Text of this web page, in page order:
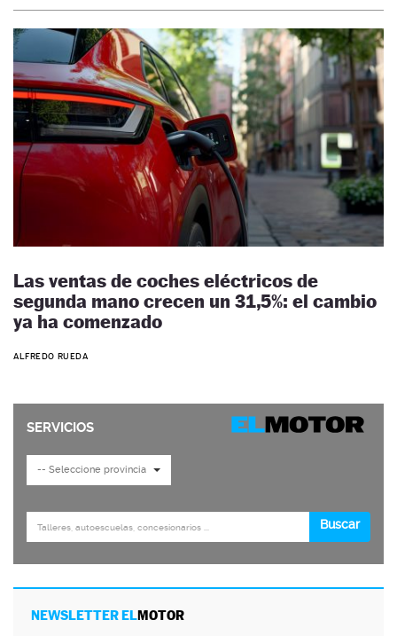
Las ventas de coches eléctricos de
segunda mano crecen un 31,5%: el cambio
ya ha comenzado
ALFREDO RUEDA
NEWSLETTER ELMOTOR